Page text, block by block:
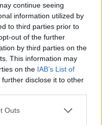
continue seeing
information utilized by
to third parties prior to
out of the further
by third parties on the
This information may
on the IAB’s List of
further disclose it to other
Outs